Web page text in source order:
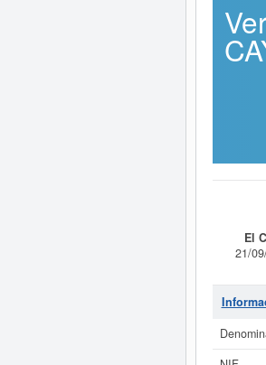
El
21/
4341
tiene